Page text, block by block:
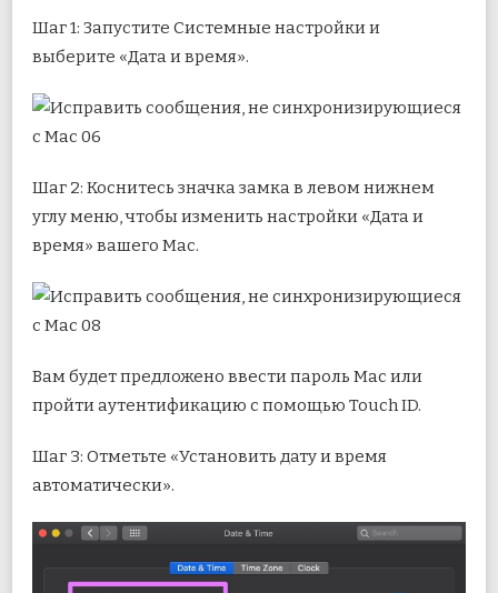
Шаг 1: Запустите Системные настройки и
выберите «Дата и время».
Шаг 2: Коснитесь значка замка в левом нижнем
углу меню, чтобы изменить настройки «Дата и
время» вашего Mac.
Вам будет предложено ввести пароль Mac или
пройти аутентификацию с помощью Touch ID.
Шаг 3: Отметьте «Установить дату и время
автоматически».